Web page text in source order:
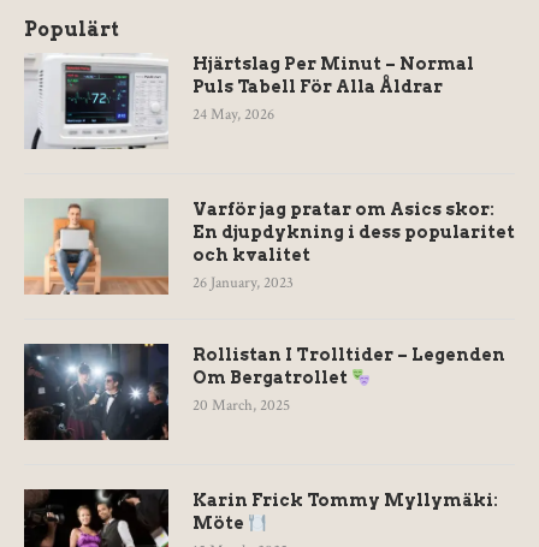
Populärt
Hjärtslag Per Minut – Normal
Puls Tabell För Alla Åldrar
24 May, 2026
Varför jag pratar om Asics skor:
En djupdykning i dess popularitet
och kvalitet
26 January, 2023
Rollistan I Trolltider – Legenden
Om Bergatrollet
20 March, 2025
Karin Frick Tommy Myllymäki:
Möte